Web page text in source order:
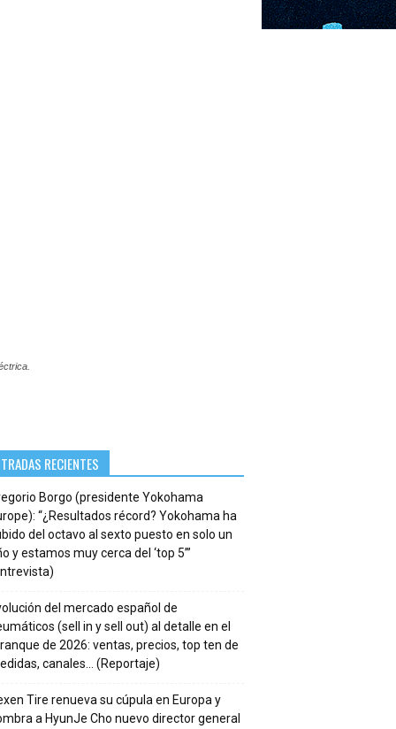
RECIENTES
Borgo (presidente Yokohama
“¿Resultados récord? Yokohama ha
del octavo al sexto puesto en solo un
y estamos muy cerca del ‘top 5’”
del mercado español de
(sell in y sell out) al detalle en el
de 2026: ventas, precios, top ten de
canales… (Reportaje)
Tire renueva su cúpula en Europa y
a HyunJe Cho nuevo director general